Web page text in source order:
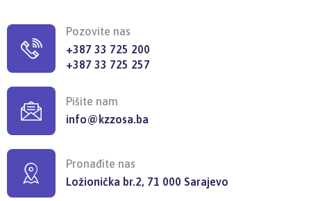
Pozovite nas
+387 33 725 200
+387 33 725 257
Pišite nam
info@kzzosa.ba
Pronađite nas
Ložionička br.2, 71 000 Sarajevo